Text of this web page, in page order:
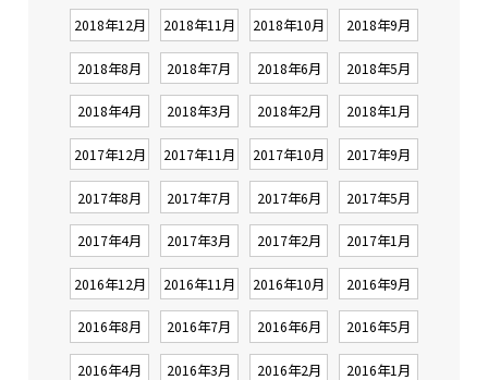
2018年12月 2018年11月 2018年10月 2018年9月
2018年8月 2018年7月 2018年6月 2018年5月
2018年4月 2018年3月 2018年2月 2018年1月
2017年12月 2017年11月 2017年10月 2017年9月
2017年8月 2017年7月 2017年6月 2017年5月
2017年4月 2017年3月 2017年2月 2017年1月
2016年12月 2016年11月 2016年10月 2016年9月
2016年8月 2016年7月 2016年6月 2016年5月
2016年4月 2016年3月 2016年2月 2016年1月